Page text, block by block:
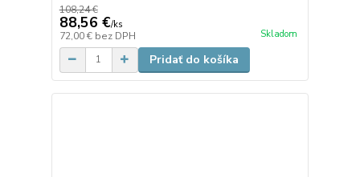
108,24 €
88,56 €/ks
72,00 € bez DPH Skladom
Pridať do košíka